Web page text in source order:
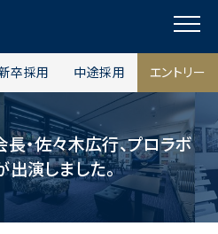
MENU
卒採用 中途採用 エントリー
長・佐々木広行、プロラボ
演しました。
c
e
b
o
o
k
i
t
t
e
r
n
e
c
e
b
o
o
k
i
t
t
e
r
u
t
u
b
e